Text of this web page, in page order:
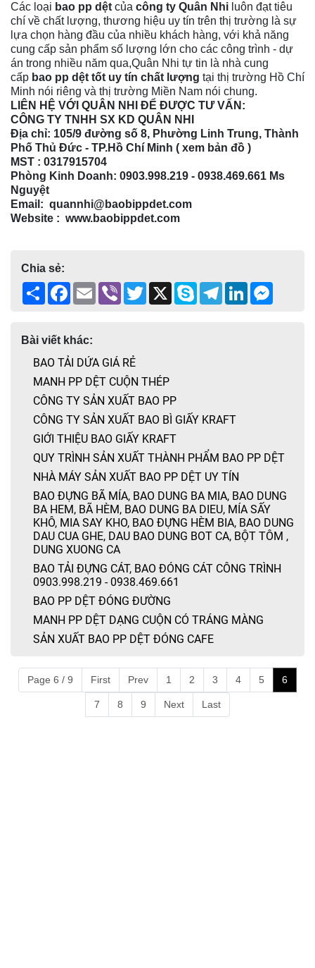
Các loại bao pp dệt của công ty Quân Nhi luôn đạt tiêu
chí về chất lượng, thương hiệu uy tín trên thị trường là sự
lựa chọn hàng đầu của nhiều khách hàng, với khả năng
cung cấp sản phẩm số lượng lớn cho các công trình - dự
án trong nhiều năm qua,Quân Nhi tự tin là nhà cung
cấp bao pp dệt tốt uy tín chất lượng tại thị trường Hồ Chí
Minh nói riêng và thị trường Miền Nam nói chung.
LIÊN HỆ VỚI QUÂN NHI ĐỂ ĐƯỢC TƯ VẤN:
CÔNG TY TNHH SX KD QUÂN NHI
Địa chỉ: 105/9 đường số 8, Phường Linh Trung, Thành
Phố Thủ Đức - TP.Hồ Chí Minh ( xem bản đồ )
MST : 0317915704
Phòng Kinh Doanh: 0903.998.219 - 0938.469.661 Ms
Nguyệt
Email: quannhi@baobippdet.com
Website : www.baobippdet.com
Chia sẻ:
ShareFacebook
EmailViber Twitter
X SkypeTelegramLinkedIn
Bài viết khác:
BAO TẢI DỨA GIÁ RẺ
MANH PP DỆT CUỘN THÉP
CÔNG TY SẢN XUẤT BAO PP
CÔNG TY SẢN XUẤT BAO BÌ GIẤY KRAFT
GIỚI THIỆU BAO GIẤY KRAFT
QUY TRÌNH SẢN XUẤT THÀNH PHẨM BAO PP DỆT
NHÀ MÁY SẢN XUẤT BAO PP DỆT UY TÍN
BAO ĐỰNG BÃ MÍA, BAO DUNG BA MIA, BAO DUNG
BA HEM, BÃ HÈM, BAO DUNG BA DIEU, MÍA SẤY
KHÔ, MIA SAY KHO, BAO ĐỰNG HÈM BIA, BAO DUNG
DAU CUA GHE, DAU BAO DUNG BOT CA, BỘT TÔM ,
DUNG XUONG CA
BAO TẢI ĐỰNG CÁT, BAO ĐÓNG CÁT CÔNG TRÌNH
0903.998.219 - 0938.469.661
BAO PP DỆT ĐÓNG ĐƯỜNG
MANH PP DỆT DẠNG CUỘN CÓ TRÁNG MÀNG
SẢN XUẤT BAO PP DỆT ĐÓNG CAFE
Page 6 / 9 First Prev 1 2 3 4 5 6
7 8 9 Next Last